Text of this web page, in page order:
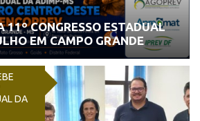
11º CONGRESSO ESTADUAL
EM CAMPO GRANDE
DA